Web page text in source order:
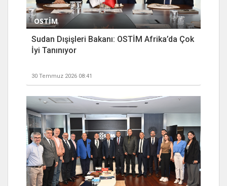
OSTİM
Sudan Dışişleri Bakanı: OSTİM Afrika’da Çok
İyi Tanınıyor
30 Temmuz 2026 08:41